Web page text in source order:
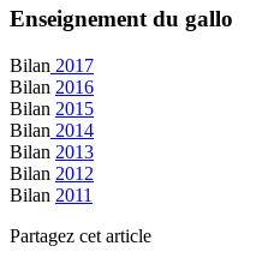
Enseignement du gallo
Bilan 2017
Bilan 2016
Bilan 2015
Bilan 2014
Bilan 2013
Bilan 2012
Bilan 2011
Partagez cet article